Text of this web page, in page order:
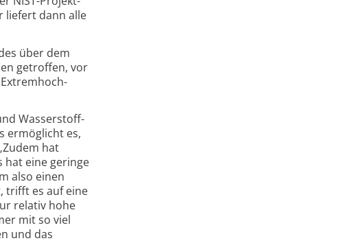
liefert dann alle
über dem
getroffen, vor
Wasser­stoff­
ermöglicht es,
hat
hat eine geringe
also einen
trifft es auf eine
relativ hohe
mit so viel
und das